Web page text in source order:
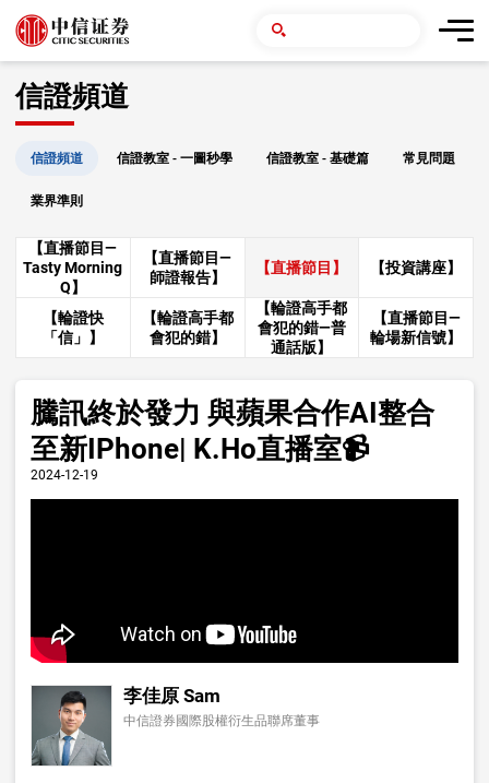
信證頻道
信證頻道 信證教室 - 一圖秒學 信證教室 - 基礎篇 常見問題
業界準則
【直播節目—
Tasty Morning
Q】
【直播節目—
師證報告】
【直播節目】 【投資講座】
【輪證快
「信」】
【輪證高手都
會犯的錯】
【輪證高手都
會犯的錯—普
通話版】
【直播節目—
輪場新信號】
騰訊終於發力 與蘋果合作AI整合
至新IPhone| K.Ho直播室📹
2024-12-19
李佳原 Sam
中信證券國際股權衍生品聯席董事